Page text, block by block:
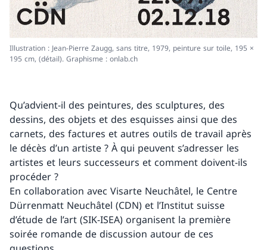
Illustration : Jean-Pierre Zaugg, sans titre, 1979, peinture sur toile, 195 ×
195 cm, (détail). Graphisme : onlab.ch
Qu’advient-il des peintures, des sculptures, des
dessins, des objets et des esquisses ainsi que des
carnets, des factures et autres outils de travail après
le décès d’un artiste ? À qui peuvent s’adresser les
artistes et leurs successeurs et comment doivent-ils
procéder ?
En collaboration avec Visarte Neuchâtel, le Centre
Dürrenmatt Neuchâtel (CDN) et l’Institut suisse
d’étude de l’art (SIK-ISEA) organisent la première
soirée romande de discussion autour de ces